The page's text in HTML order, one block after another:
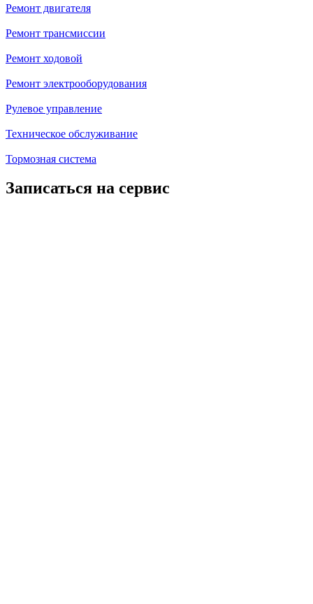
Ремонт двигателя
Ремонт трансмиссии
Ремонт ходовой
Ремонт электрооборудования
Рулевое управление
Техническое обслуживание
Тормозная система
Записаться на сервис